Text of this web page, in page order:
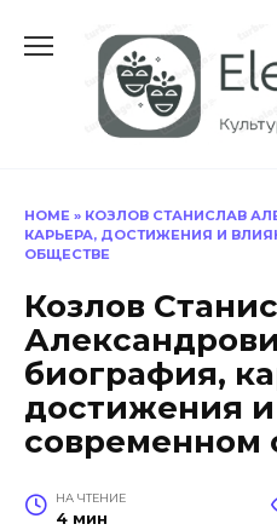
содержанию
HOME » КОЗЛОВ СТАНИСЛАВ
КАРЬЕРА, ДОСТИЖЕНИЯ И
ОБЩЕСТВЕ
Козлов
биография,
достижения
современном
НА ЧТЕНИЕ
4 мин